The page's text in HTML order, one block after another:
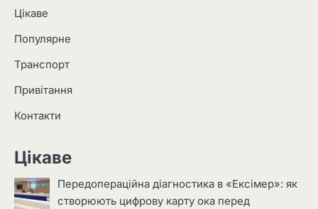
Цікаве
Популярне
Транспорт
Привітання
Контакти
Цікаве
Передопераційна діагностика в «Ексімер»: як
створюють цифрову карту ока перед